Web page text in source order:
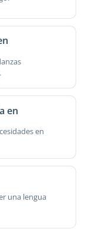
en
en
una lengua